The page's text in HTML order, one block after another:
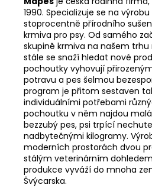
1990. Specializuje se na
stoprocentně přírodního
krmiva pro psy. Od samého
skupině krmiva na našem
stále se snaží hledat nové
pochoutky vyhovují
potravu a pes šelmou
program je přitom sestaven
individuálními potřebami
pochoutku v něm najdou
bezzubý pes, psi trpící
nadbytečnými kilogramy.
moderních prostorách dvou
stálým veterinárním
produkce vyváží do mnoha
Švýcarska.
Kč